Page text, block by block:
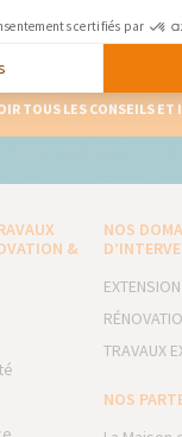
TOUS LES CONSEILS ET
&
NOS
EXTENSION
TRAVAUX
NOS
certifiés par